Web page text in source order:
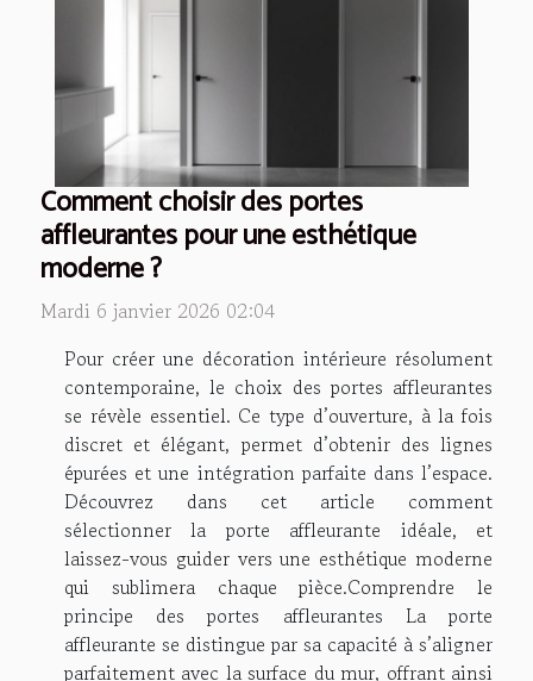
Comment choisir des portes
affleurantes pour une esthétique
moderne ?
Mardi 6 janvier 2026 02:04
Pour créer une décoration intérieure résolument
contemporaine, le choix des portes affleurantes
se révèle essentiel. Ce type d’ouverture, à la fois
discret et élégant, permet d’obtenir des lignes
épurées et une intégration parfaite dans l’espace.
Découvrez dans cet article comment
sélectionner la porte affleurante idéale, et
laissez-vous guider vers une esthétique moderne
qui sublimera chaque pièce.Comprendre le
principe des portes affleurantes La porte
affleurante se distingue par sa capacité à s’aligner
parfaitement avec la surface du mur, offrant ainsi